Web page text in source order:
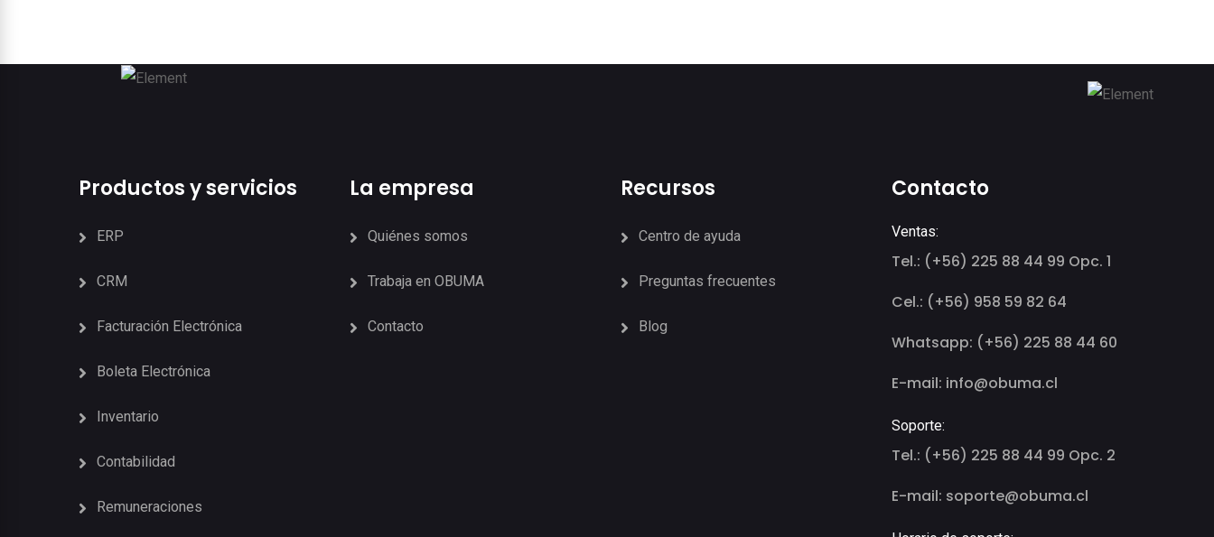
Productos y servicios
ERP
CRM
Facturación Electrónica
Boleta Electrónica
Inventario
Contabilidad
Remuneraciones
La empresa
Quiénes somos
Trabaja en OBUMA
Contacto
Recursos
Centro de ayuda
Preguntas frecuentes
Blog
Contacto
Ventas:
Tel.: (+56) 225 88 44 99 Opc. 1
Cel.: (+56) 958 59 82 64
Whatsapp: (+56) 225 88 44 60
E-mail: info@obuma.cl
Soporte:
Tel.: (+56) 225 88 44 99 Opc. 2
E-mail: soporte@obuma.cl